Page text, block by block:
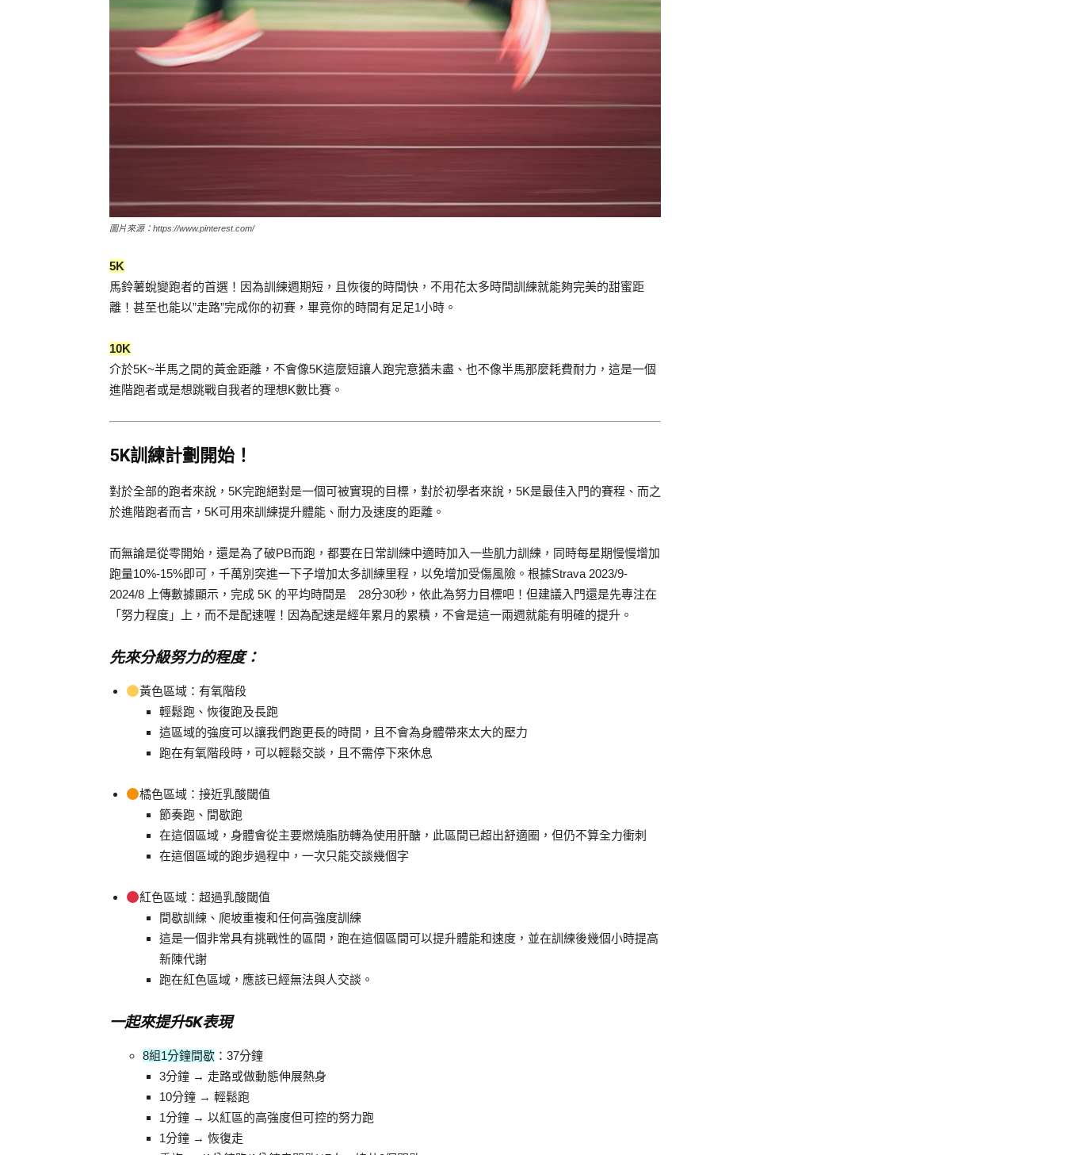
圖片來源：https://www.pinterest.com/
5K
馬鈴薯蛻變跑者的首選！因為訓練週期短，且恢復的時間快，不用花太多時間訓練就能夠完美的甜蜜距
離！甚至也能以”走路”完成你的初賽，畢竟你的時間有足足1小時。
10K
介於5K~半馬之間的黃金距離，不會像5K這麼短讓人跑完意猶未盡、也不像半馬那麼耗費耐力，這是一個
進階跑者或是想跳戰自我者的理想K數比賽。
5K訓練計劃開始！
對於全部的跑者來說，5K完跑絕對是一個可被實現的目標，對於初學者來說，5K是最佳入門的賽程、而之
於進階跑者而言，5K可用來訓練提升體能、耐力及速度的距離。
而無論是從零開始，還是為了破PB而跑，都要在日常訓練中適時加入一些肌力訓練，同時每星期慢慢增加
跑量10%-15%即可，千萬別突進一下子增加太多訓練里程，以免增加受傷風險。根據Strava 2023/9-
2024/8 上傳數據顯示，完成 5K 的平均時間是 28分30秒，依此為努力目標吧！但建議入門還是先專注在
「努力程度」上，而不是配速喔！因為配速是經年累月的累積，不會是這一兩週就能有明確的提升。
先來分級努力的程度：
黃色區域：有氧階段
輕鬆跑、恢復跑及長跑
這區域的強度可以讓我們跑更長的時間，且不會為身體帶來太大的壓力
跑在有氧階段時，可以輕鬆交談，且不需停下來休息
橘色區域：接近乳酸閾值
節奏跑、間歇跑
在這個區域，身體會從主要燃燒脂肪轉為使用肝醣，此區間已超出舒適圈，但仍不算全力衝刺
在這個區域的跑步過程中，一次只能交談幾個字
紅色區域：超過乳酸閾值
間歇訓練、爬坡重複和任何高強度訓練
這是一個非常具有挑戰性的區間，跑在這個區間可以提升體能和速度，並在訓練後幾個小時提高
新陳代謝
跑在紅色區域，應該已經無法與人交談。
一起來提升5K表現
8組1分鐘間歇 ：37分鐘
3分鐘 → 走路或做動態伸展熱身
10分鐘 → 輕鬆跑
1分鐘 → 以紅區的高強度但可控的努力跑
1分鐘 → 恢復走